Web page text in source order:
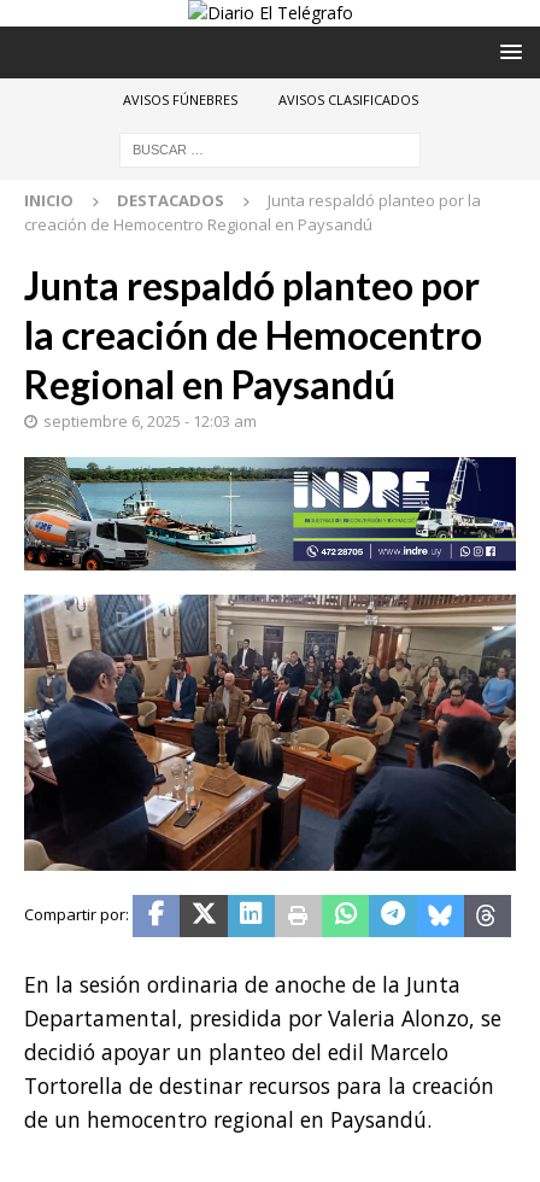
AVISOS FÚNEBRES AVISOS CLASIFICADOS
INICIO DESTACADOS
Junta respaldó planteo por la
creación de Hemocentro Regional en Paysandú
Junta respaldó planteo por
la creación de Hemocentro
Regional en Paysandú
septiembre 6, 2025 - 12:03 am
En la sesión ordinaria de anoche de la Junta
Departamental, presidida por Valeria Alonzo, se
decidió apoyar un planteo del edil Marcelo
Tortorella de destinar recursos para la creación
de un hemocentro regional en Paysandú.